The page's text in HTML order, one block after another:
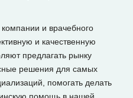
и врачебного
и качественную
предлагать рынку
решения для самых
помогать делать